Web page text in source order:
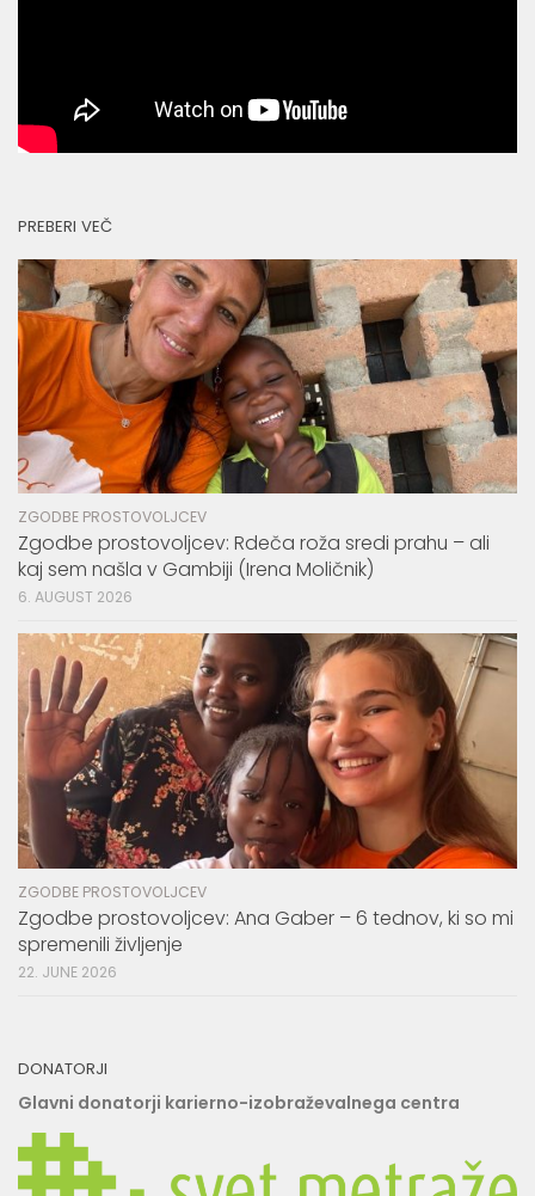
PREBERI VEČ
ZGODBE PROSTOVOLJCEV
Zgodbe prostovoljcev: Rdeča roža sredi prahu – ali
kaj sem našla v Gambiji (Irena Moličnik)
6. AUGUST 2026
ZGODBE PROSTOVOLJCEV
Zgodbe prostovoljcev: Ana Gaber – 6 tednov, ki so mi
spremenili življenje
22. JUNE 2026
DONATORJI
Glavni donatorji karierno-izobraževalnega centra